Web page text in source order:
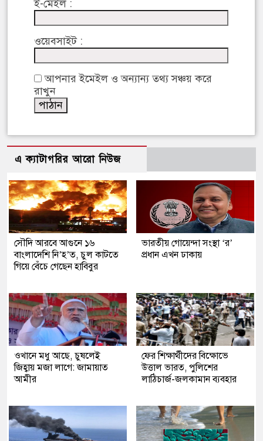
ই-মেইল :
ওয়েবসাইট :
আপনার ইমেইল ও অন্যান্য তথ্য সঞ্চয় করে
রাখুন
এ ক্যাটাগরির আরো নিউজ
সৌদি আরবে আগুনে ১৬
বাংলাদেশি নি’হ’ত, চুল কাটতে
গিয়ে বেঁচে গেছেন হাবিবুর
ভারতীয় গোয়েন্দা সংস্থা ‘র’
প্রধান এখন ঢাকায়
ওখানে মধু আছে, চুষলেই
জিহ্বায় মজা লাগে: জামায়াত
আমীর
ফের শিক্ষার্থীদের বিক্ষোভে
উত্তাল ভারত, পুলিশের
লাঠিচার্জ-জলকামান ব্যবহার